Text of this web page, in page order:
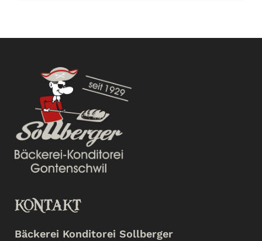
KONTAKT
Bäckerei Konditorei Sollberger